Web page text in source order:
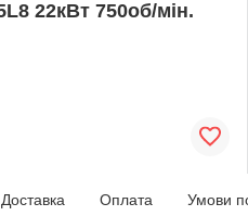
22кВт 750об/мін.
Доставка Оплата Умови